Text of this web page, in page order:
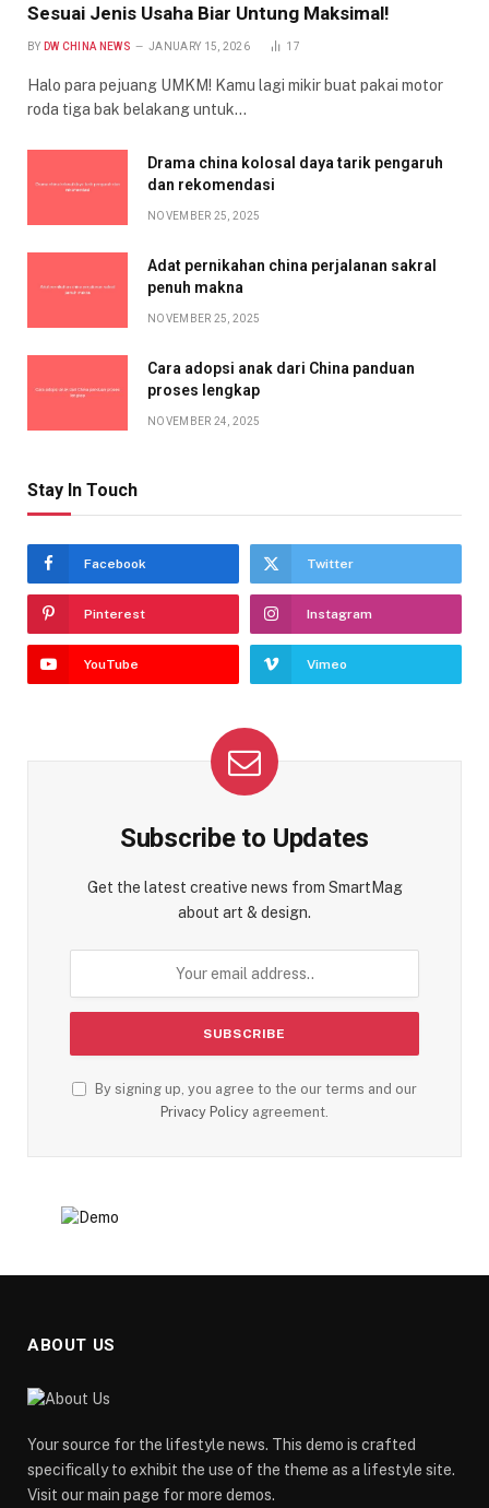
Sesuai Jenis Usaha Biar Untung Maksimal!
BY DW CHINA NEWS JANUARY 15, 2026 17
Halo para pejuang UMKM! Kamu lagi mikir buat pakai motor
roda tiga bak belakang untuk…
Drama china kolosal daya tarik pengaruh
dan rekomendasi
NOVEMBER 25, 2025
Adat pernikahan china perjalanan sakral
penuh makna
NOVEMBER 25, 2025
Cara adopsi anak dari China panduan
proses lengkap
NOVEMBER 24, 2025
Stay In Touch
Facebook Twitter
Pinterest Instagram
YouTube Vimeo
Subscribe to Updates
Get the latest creative news from SmartMag
about art & design.
By signing up, you agree to the our terms and our
Privacy Policy agreement.
ABOUT US
Your source for the lifestyle news. This demo is crafted
specifically to exhibit the use of the theme as a lifestyle site.
Visit our main page for more demos.